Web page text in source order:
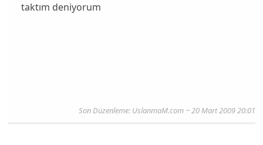
taktım deniyorum
Son Düzenleme: UslanmaM.com ~ 20 Mart 2009 20:01